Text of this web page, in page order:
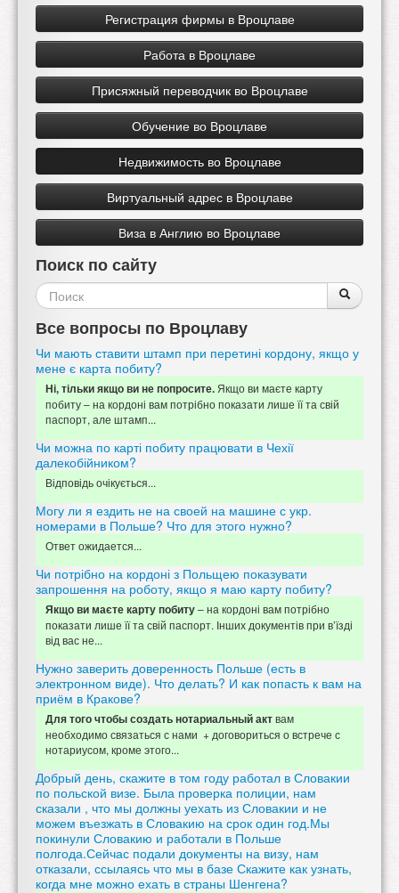
Регистрация фирмы в Вроцлаве
Работа в Вроцлаве
Присяжный переводчик во Вроцлаве
Обучение во Вроцлаве
Недвижимость во Вроцлаве
Виртуальный адрес в Вроцлаве
Виза в Англию во Вроцлаве
Поиск по сайту
Форма
поиска
Поиск
Все вопросы по Вроцлаву
Чи мають ставити штамп при перетині кордону, якщо у
мене є карта побиту?
Ні, тільки якщо ви не попросите. Якщо ви маєте карту
побиту – на кордоні вам потрібно показати лише її та свій
паспорт, але штамп...
Чи можна по карті побиту працювати в Чехії
далекобійником?
Відповідь очікується...
Могу ли я ездить не на своей на машине с укр.
номерами в Польше? Что для этого нужно?
Ответ ожидается...
Чи потрібно на кордоні з Польщею показувати
запрошення на роботу, якщо я маю карту побиту?
Якщо ви маєте карту побиту– на кордоні вам потрібно
показати лише її та свій паспорт. Інших документів при в’їзді
від вас не...
Нужно заверить доверенность Польше (есть в
электронном виде). Что делать? И как попасть к вам на
приём в Кракове?
Для того чтобы создать нотариальный актвам
необходимо связаться с нами + договориться о встрече с
нотариусом, кроме этого...
Добрый день, скажите в том году работал в Словакии
по польской визе. Была проверка полиции, нам
сказали , что мы должны уехать из Словакии и не
можем въезжать в Словакию на срок один год.Мы
покинули Словакию и работали в Польше
полгода.Сейчас подали документы на визу, нам
отказали, ссылаясь что мы в базе Скажите как узнать,
когда мне можно ехать в страны Шенгена?